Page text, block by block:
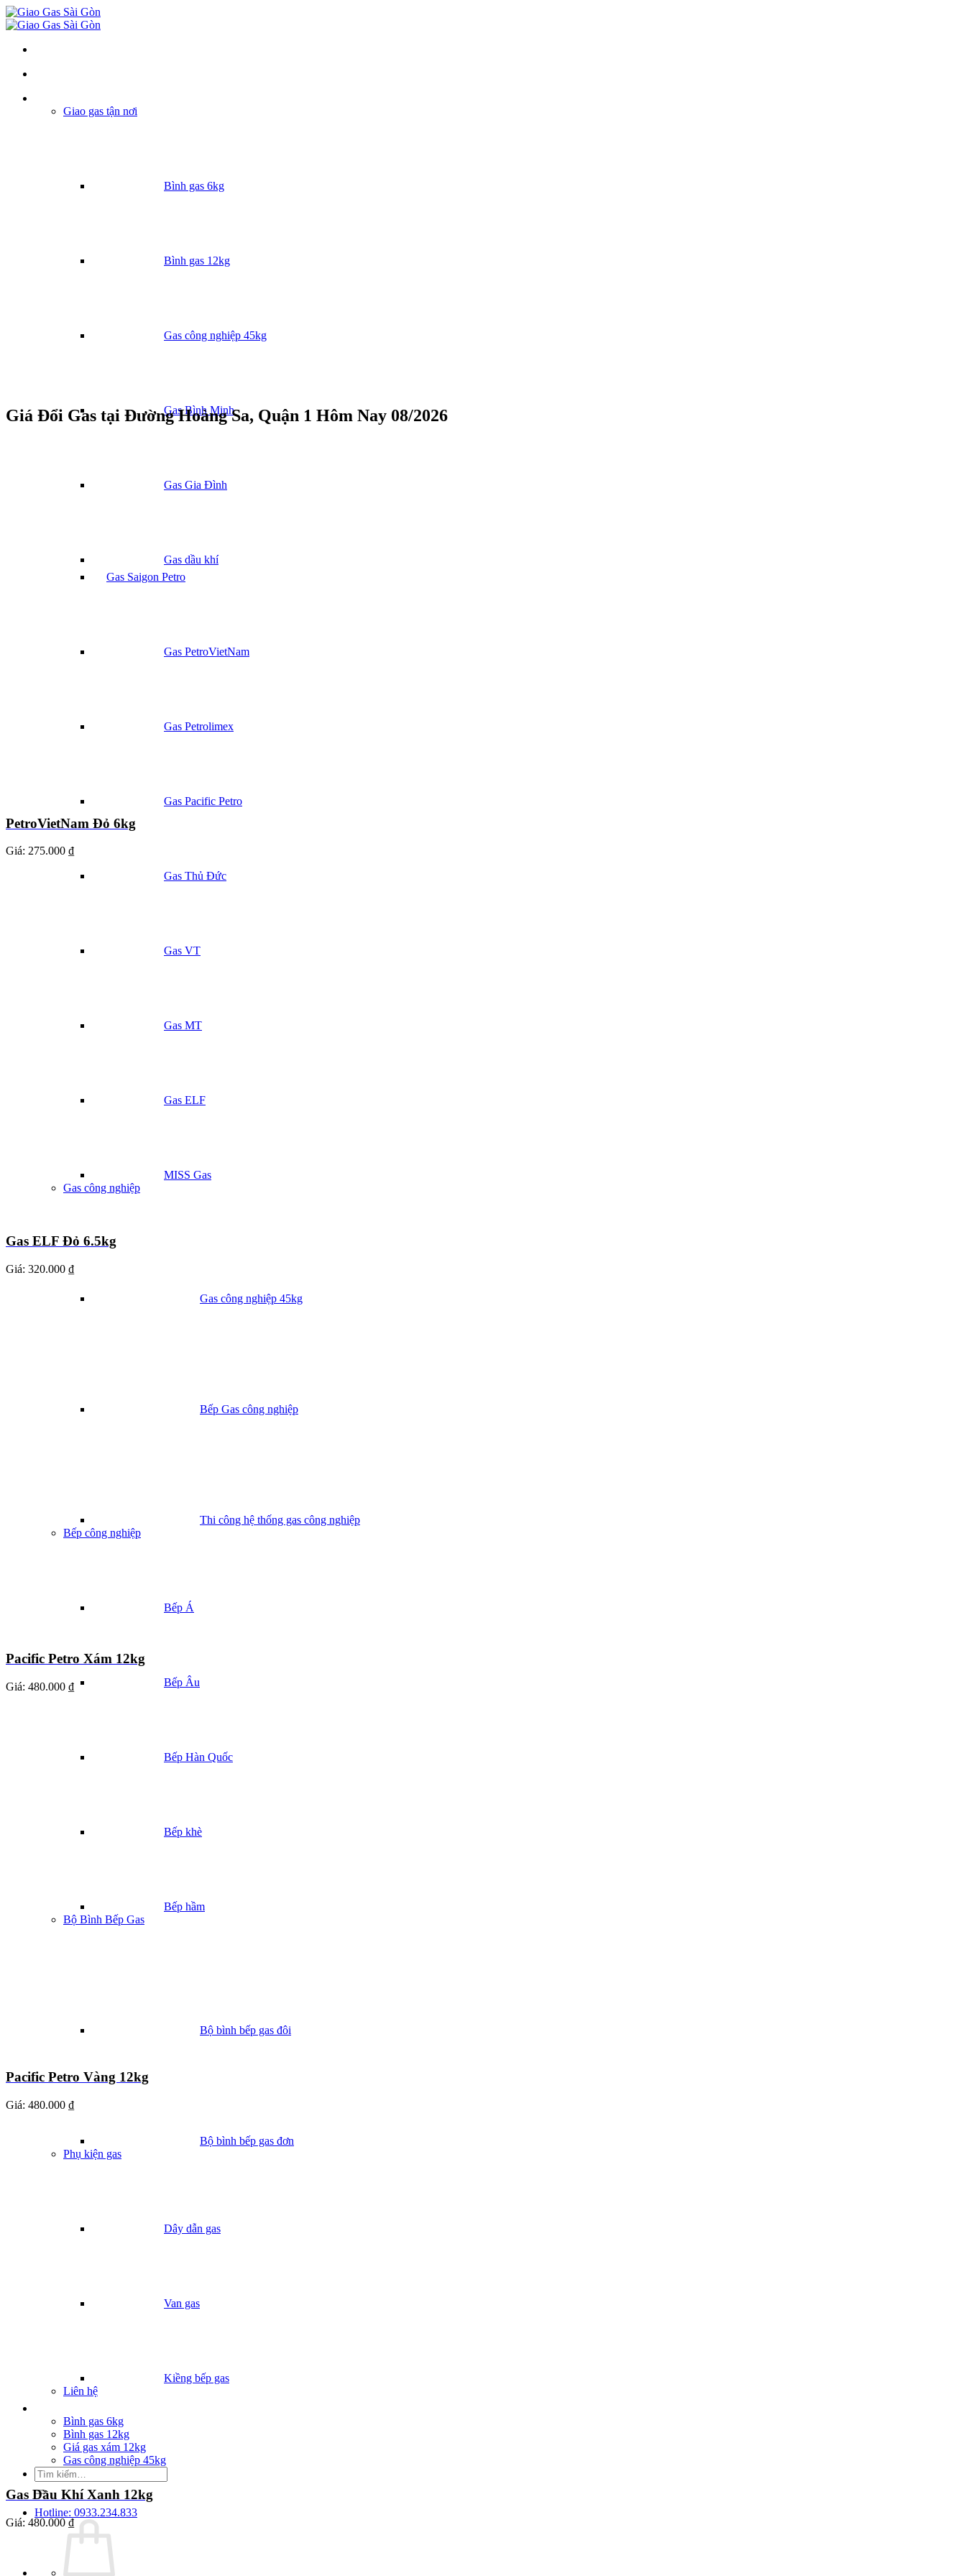
Giao gas tận nơi
Bình gas 6kg
Bình gas 12kg
Gas công nghiệp 45kg
Gas Bình Minh
Gas Gia Đình
Gas dầu khí
Gas Saigon Petro
Gas PetroVietNam
Gas Petrolimex
Gas Pacific Petro
Gas Thủ Đức
Gas VT
Gas MT
Gas ELF
MISS Gas
Gas công nghiệp
Gas công nghiệp 45kg
Bếp Gas công nghiệp
Thi công hệ thống gas công nghiệp
Bếp công nghiệp
Bếp Á
Bếp Âu
Bếp Hàn Quốc
Bếp khè
Bếp hầm
Bộ Bình Bếp Gas
Bộ bình bếp gas đôi
Bộ bình bếp gas đơn
Phụ kiện gas
Dây dẫn gas
Van gas
Kiềng bếp gas
Liên hệ
Bình gas 6kg
Bình gas 12kg
Giá gas xám 12kg
Gas công nghiệp 45kg
Tìm
kiếm:
Hotline: 0933.234.833
Giá Đổi Gas tại Đường Hoàng Sa, Quận 1 Hôm Nay 08/2026
PetroVietNam Đỏ 6kg
Giá: 275.000 ₫
Gas ELF Đỏ 6.5kg
Giá: 320.000 ₫
Pacific Petro Xám 12kg
Giá: 480.000 ₫
Pacific Petro Vàng 12kg
Giá: 480.000 ₫
Gas Dầu Khí Xanh 12kg
Giá: 480.000 ₫